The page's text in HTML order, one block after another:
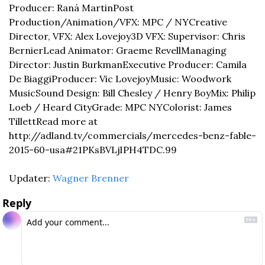
Producer: Raná MartinPost
Production/Animation/VFX: MPC / NYCreative
Director, VFX: Alex Lovejoy3D VFX: Supervisor: Chris
BernierLead Animator: Graeme RevellManaging
Director: Justin BurkmanExecutive Producer: Camila
De BiaggiProducer: Vic LovejoyMusic: Woodwork
MusicSound Design: Bill Chesley / Henry BoyMix: Philip
Loeb / Heard CityGrade: MPC NYColorist: James
TillettRead more at
http://adland.tv/commercials/mercedes-benz-fable-
2015-60-usa#21PKsBVLjIPH4TDC.99
Updater: Wagner Brenner
Reply